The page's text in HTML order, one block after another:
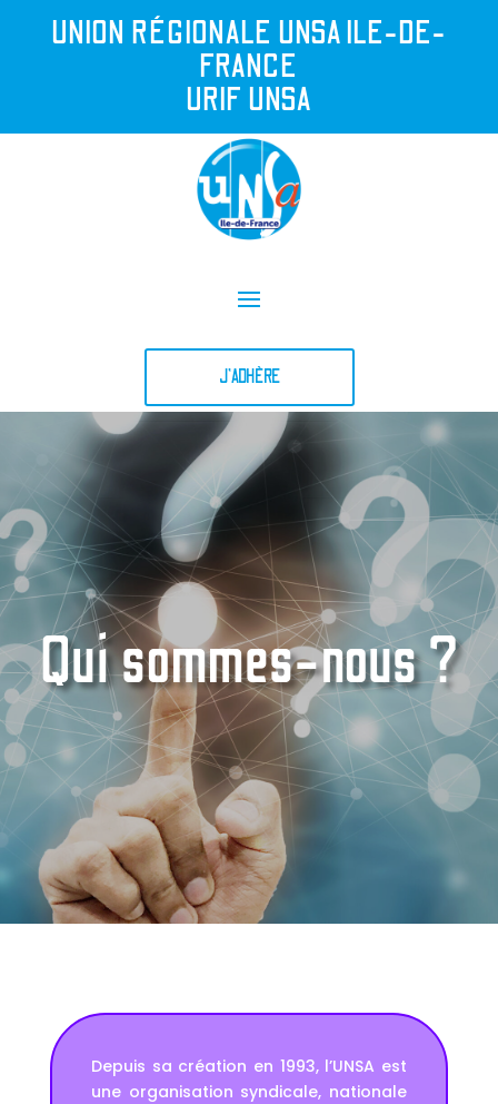
UNION RÉGIONALE UNSA ILE-DE-
FRANCE
URIF UNSA
J'ADHÈRE
Qui sommes-nous ?
Depuis sa création en 1993, l’UNSA est
une organisation syndicale, nationale